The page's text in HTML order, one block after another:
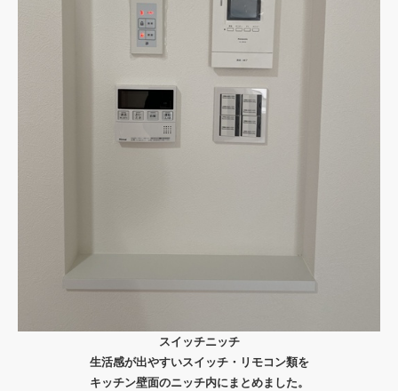
スイッチニッチ
生活感が出やすいスイッチ・リモコン類を
キッチン壁面のニッチ内にまとめました。